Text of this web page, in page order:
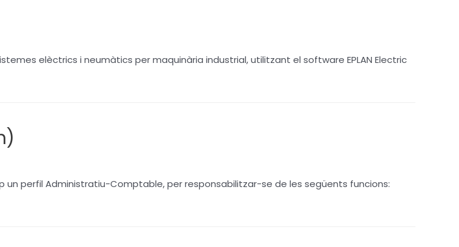
elèctrics i neumàtics per maquinària industrial, utilitzant el software EPLAN Electric
un perfil Administratiu-Comptable, per responsabilitzar-se de les següents funcions: